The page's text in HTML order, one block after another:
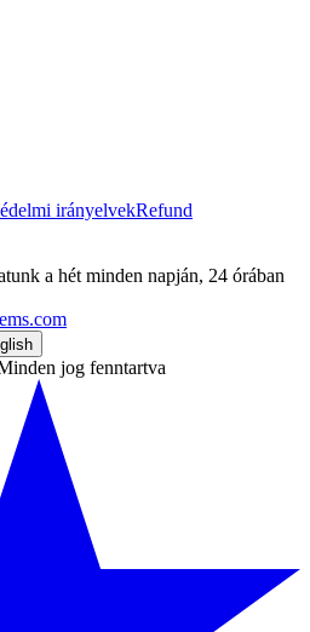
irányelvekRefund
a hét minden napján, 24 órában
jog fenntartva